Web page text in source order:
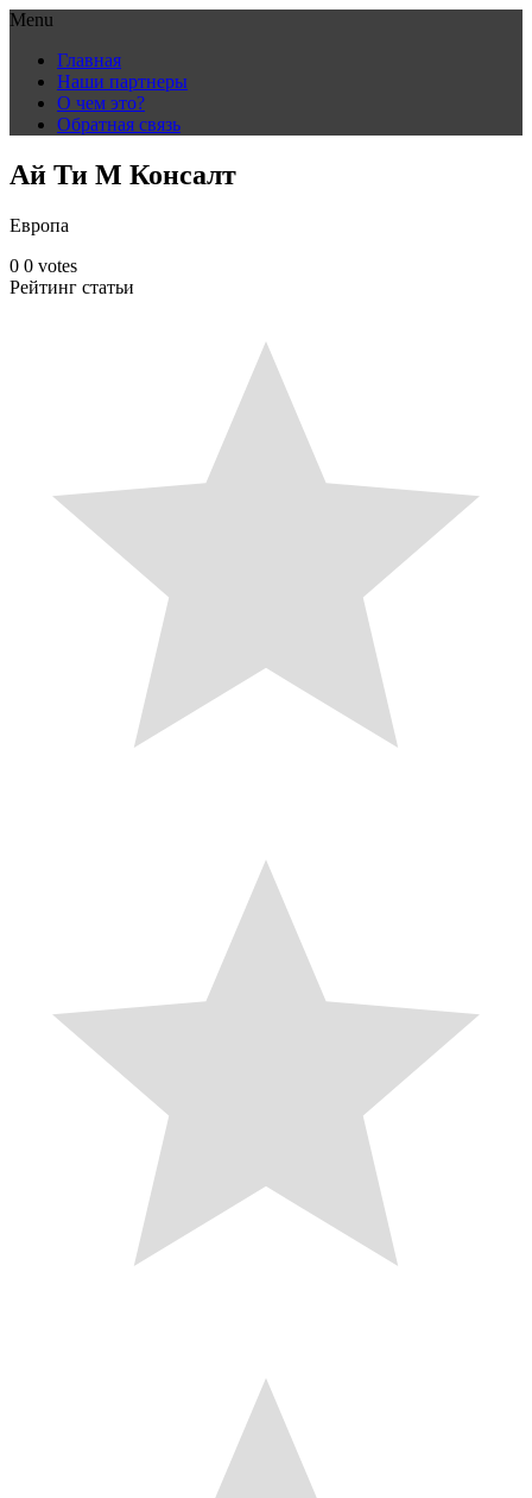
Menu
content
Главная
Наши партнеры
О чем это?
Обратная связь
Ай Ти М Консалт
Европа
0 0 votes
Рейтинг статьи